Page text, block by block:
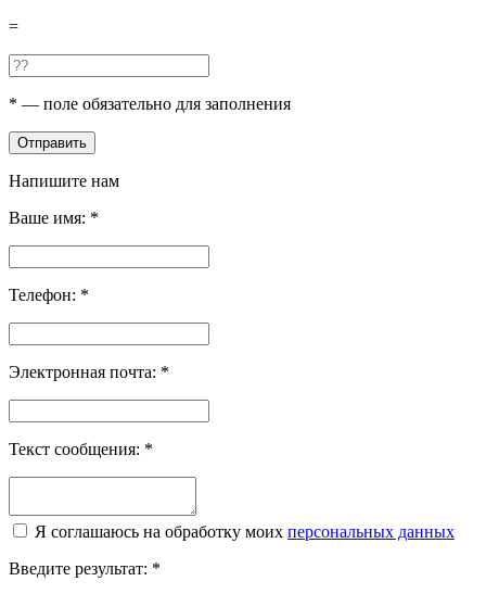
=
* — поле обязательно для заполнения
Отправить
Напишите нам
Ваше имя: *
Телефон: *
Электронная почта: *
Текст сообщения: *
Я соглашаюсь на обработку моих персональных данных
Введите результат: *